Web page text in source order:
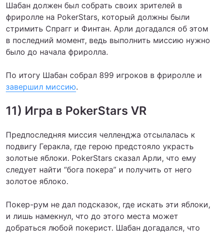
Шабан должен был собрать своих зрителей в
фриролле на PokerStars, который должны были
стримить Спрагг и Финтан. Арли догадался об этом
в последний момент, ведь выполнить миссию нужно
было до начала фриролла.
По итогу Шабан собрал 899 игроков в фриролле и
завершил миссию.
11) Игра в PokerStars VR
Предпоследняя миссия челленджа отсылалась к
подвигу Геракла, где герою предстояло украсть
золотые яблоки. PokerStars сказал Арли, что ему
следует найти “бога покера” и получить от него
золотое яблоко.
Покер-рум не дал подсказок, где искать эти яблоки,
и лишь намекнул, что до этого места может
добраться любой покерист. Шабан догадался, что